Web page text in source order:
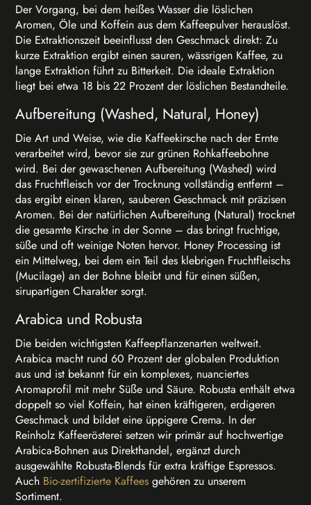
Der Vorgang, bei dem heißes Wasser die löslichen
Aromen, Öle und Koffein aus dem Kaffeepulver herauslöst.
Die Extraktionszeit beeinflusst den Geschmack direkt: Zu
kurze Extraktion ergibt einen sauren, wässrigen Kaffee, zu
lange Extraktion führt zu Bitterkeit. Die ideale Extraktion
liegt bei etwa 18 bis 22 Prozent der löslichen Bestandteile.
Aufbereitung (Washed, Natural, Honey)
Die Art und Weise, wie die Kaffeekirsche nach der Ernte
verarbeitet wird, bevor sie zur grünen Rohkaffeebohne
wird. Bei der gewaschenen Aufbereitung (Washed) wird
das Fruchtfleisch vor der Trocknung vollständig entfernt –
das ergibt einen klaren, sauberen Geschmack mit präzisen
Aromen. Bei der natürlichen Aufbereitung (Natural) trocknet
die gesamte Kirsche in der Sonne – das bringt fruchtige,
süße und oft weinige Noten hervor. Honey Processing ist
ein Mittelweg, bei dem ein Teil des klebrigen Fruchtfleischs
(Mucilage) an der Bohne bleibt und für einen süßen,
sirupartigen Charakter sorgt.
Arabica und Robusta
Die beiden wichtigsten Kaffeepflanzenarten weltweit.
Arabica macht rund 60 Prozent der globalen Produktion
aus und ist bekannt für ein komplexes, nuanciertes
Aromaprofil mit mehr Süße und Säure. Robusta enthält etwa
doppelt so viel Koffein, hat einen kräftigeren, erdigeren
Geschmack und bildet eine üppigere Crema. In der
Reinholz Kaffeerösterei setzen wir primär auf hochwertige
Arabica-Bohnen aus Direkthandel, ergänzt durch
ausgewählte Robusta-Blends für extra kräftige Espressos.
Auch Bio-zertifizierte Kaffees gehören zu unserem
Sortiment.